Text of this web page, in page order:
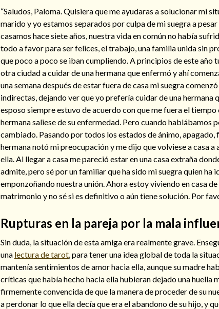
“Saludos, Paloma. Quisiera que me ayudaras a solucionar mi
marido y yo estamos separados por culpa de mi suegra a
casamos hace siete años, nuestra vida en común no había
todo a favor para ser felices, el trabajo, una familia unida sin
que poco a poco se iban cumpliendo. A principios de este año
otra ciudad a cuidar de una hermana que enfermó y ahí
una semana después de estar fuera de casa mi suegra
indirectas, dejando ver que yo prefería cuidar de una hermana
esposo siempre estuvo de acuerdo con que me fuera el
hermana saliese de su enfermedad. Pero cuando hablábamos
cambiado. Pasando por todos los estados de ánimo,
hermana notó mi preocupación y me dijo que volviese a casa
ella. Al llegar a casa me pareció estar en una casa extraña
admite, pero sé por un familiar que ha sido mi suegra quien ha
emponzoñando nuestra unión. Ahora estoy viviendo en casa
matrimonio y no sé si es definitivo o aún tiene solución. Por
Rupturas en la pareja por la mala
Sin duda, la situación de esta amiga era realmente grave.
una lectura de tarot , para tener una idea global de toda la
mantenía sentimientos de amor hacia ella, aunque su madre
críticas que había hecho hacia ella hubieran dejado una huella
firmemente convencida de que la manera de proceder de su
a perdonar lo que ella decía que era el abandono de su hijo, y